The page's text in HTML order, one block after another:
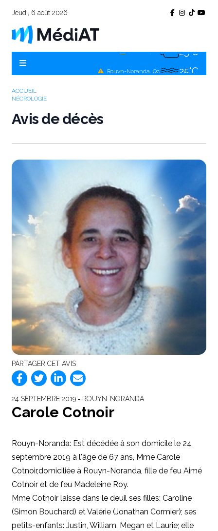
Jeudi, 6 août 2026 25°C
Val-d'Or, Qc 25°C
Rouyn-Noranda, Qc 25°C
ACCUEIL
NÉCROLOGIE
Avis de décès
PARTAGER CET AVIS
24 SEPTEMBRE 2019 ‐ ROUYN-NORANDA
Carole Cotnoir
Rouyn-Noranda: Est décédée à son domicile le 24
septembre 2019 à l'âge de 67 ans, Mme Carole
Cotnoir,domiciliée à Rouyn-Noranda, fille de feu Aimé
Cotnoir et de feu Madeleine Roy.
Mme Cotnoir laisse dans le deuil ses filles: Caroline
(Simon Bouchard) et Valérie (Jonathan Cormier); ses
petits-enfants: Justin, William, Megan et Laurie; elle